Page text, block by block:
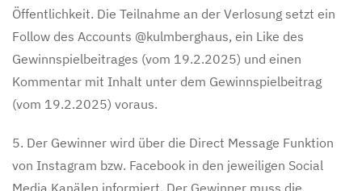
Öffentlichkeit. Die Teilnahme an der Verlosung setzt ein
Follow des Accounts @kulmberghaus, ein Like des
Gewinnspielbeitrages (vom 19.2.2025) und einen
Kommentar mit Inhalt unter dem Gewinnspielbeitrag
(vom 19.2.2025) voraus.
5. Der Gewinner wird über die Direct Message Funktion
von Instagram bzw. Facebook in den jeweiligen Social
Media Kanälen informiert. Der Gewinner muss die